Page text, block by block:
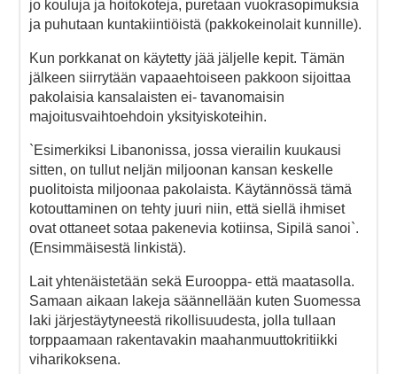
jo kouluja ja hoitokoteja, puretaan vuokrasopimuksia
ja puhutaan kuntakiintiöistä (pakkokeinolait kunnille).
Kun porkkanat on käytetty jää jäljelle kepit. Tämän
jälkeen siirrytään vapaaehtoiseen pakkoon sijoittaa
pakolaisia kansalaisten ei- tavanomaisin
majoitusvaihtoehdoin yksityiskoteihin.
`Esimerkiksi Libanonissa, jossa vierailin kuukausi
sitten, on tullut neljän miljoonan kansan keskelle
puolitoista miljoonaa pakolaista. Käytännössä tämä
kotouttaminen on tehty juuri niin, että siellä ihmiset
ovat ottaneet sotaa pakenevia kotiinsa, Sipilä sanoi`.
(Ensimmäisestä linkistä).
Lait yhtenäistetään sekä Eurooppa- että maatasolla.
Samaan aikaan lakeja säännellään kuten Suomessa
laki järjestäytyneestä rikollisuudesta, jolla tullaan
torppaamaan rakentavakin maahanmuuttokritiikki
viharikoksena.